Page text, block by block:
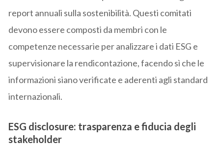
report annuali sulla sostenibilità. Questi comitati
devono essere composti da membri con le
competenze necessarie per analizzare i dati ESG e
supervisionare la rendicontazione, facendo sì che le
informazioni siano verificate e aderenti agli standard
internazionali.
ESG disclosure: trasparenza e fiducia degli
stakeholder